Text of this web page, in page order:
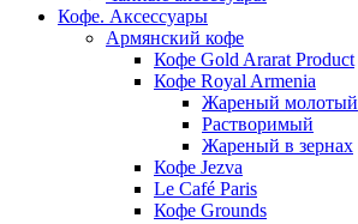
Кофе. Аксессуары
Армянский кофе
Кофе Gold Ararat Product
Кофе Royal Armenia
Жареный молотый
Растворимый
Жареный в зернах
Кофе Jezva
Le Café Paris
Кофе Grounds